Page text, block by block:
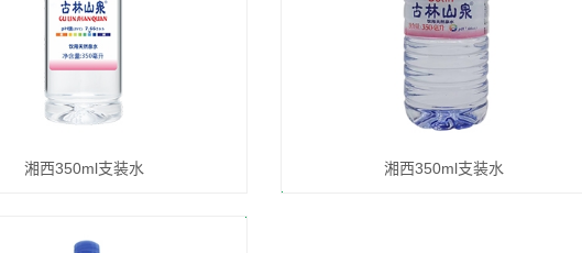
湘西350ml支装水 湘西350ml支装水